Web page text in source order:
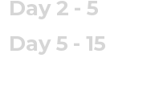
Day 2 - 5
Day 5 - 15